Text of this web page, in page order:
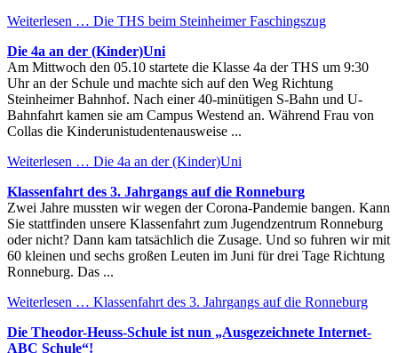
Weiterlesen … Die THS beim Steinheimer Faschingszug
Die 4a an der (Kinder)Uni
Am Mittwoch den 05.10 startete die Klasse 4a der THS um 9:30
Uhr an der Schule und machte sich auf den Weg Richtung
Steinheimer Bahnhof. Nach einer 40-minütigen S-Bahn und U-
Bahnfahrt kamen sie am Campus Westend an. Während Frau von
Collas die Kinderunistudentenausweise ...
Weiterlesen … Die 4a an der (Kinder)Uni
Klassenfahrt des 3. Jahrgangs auf die Ronneburg
Zwei Jahre mussten wir wegen der Corona-Pandemie bangen. Kann
Sie stattfinden unsere Klassenfahrt zum Jugendzentrum Ronneburg
oder nicht? Dann kam tatsächlich die Zusage. Und so fuhren wir mit
60 kleinen und sechs großen Leuten im Juni für drei Tage Richtung
Ronneburg. Das ...
Weiterlesen … Klassenfahrt des 3. Jahrgangs auf die Ronneburg
Die Theodor-Heuss-Schule ist nun „Ausgezeichnete Internet-
ABC Schule“!